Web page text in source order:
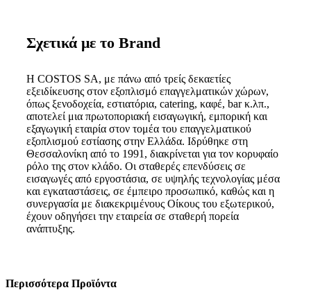
Σχετικά με το Brand
Η COSTOS SA, με πάνω από τρείς δεκαετίες
εξειδίκευσης στον εξοπλισμό επαγγελματικών χώρων,
όπως ξενοδοχεία, εστιατόρια, catering, καφέ, bar κ.λπ.,
αποτελεί μια πρωτοποριακή εισαγωγική, εμπορική και
εξαγωγική εταιρία στον τομέα του επαγγελματικού
εξοπλισμού εστίασης στην Ελλάδα. Ιδρύθηκε στη
Θεσσαλονίκη από το 1991, διακρίνεται για τον κορυφαίο
ρόλο της στον κλάδο. Οι σταθερές επενδύσεις σε
εισαγωγές από εργοστάσια, σε υψηλής τεχνολογίας μέσα
και εγκαταστάσεις, σε έμπειρο προσωπικό, καθώς και η
συνεργασία με διακεκριμένους Οίκους του εξωτερικού,
έχουν οδηγήσει την εταιρεία σε σταθερή πορεία
ανάπτυξης.
Περισσότερα Προϊόντα